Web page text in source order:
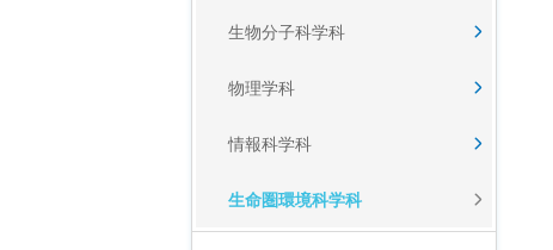
生物分子科学科
物理学科
情報科学科
生命圏環境科学科